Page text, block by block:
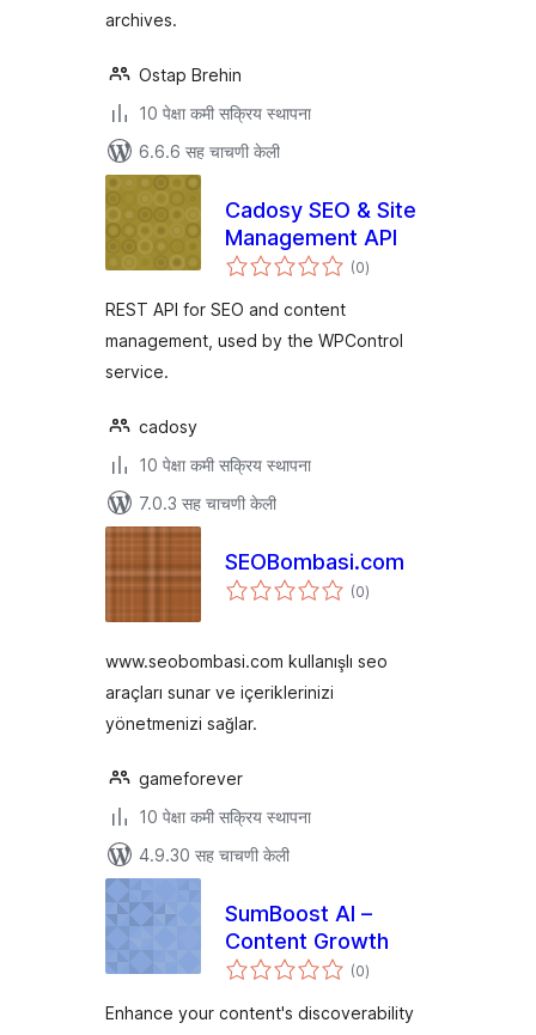
archives.
Ostap Brehin
10 पेक्षा कमी सक्रिय स्थापना
6.6.6 सह चाचणी केली
Cadosy SEO & Site
Management API
(0एकूण
मूल्यांकन
)
REST API for SEO and content
management, used by the WPControl
service.
cadosy
10 पेक्षा कमी सक्रिय स्थापना
7.0.3 सह चाचणी केली
SEOBombasi.com
(0एकूण
मूल्यांकन
)
www.seobombasi.com kullanışlı seo
araçları sunar ve içeriklerinizi
yönetmenizi sağlar.
gameforever
10 पेक्षा कमी सक्रिय स्थापना
4.9.30 सह चाचणी केली
SumBoost AI –
Content Growth
(0एकूण
मूल्यांकन
)
Enhance your content's discoverability